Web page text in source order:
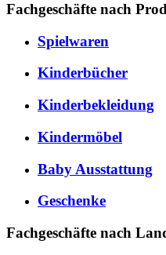
Fachgeschäfte nach
Spielwaren
Kinderbücher
Kinderbekleidung
Kindermöbel
Baby Ausstattung
Geschenke
Fachgeschäfte nach